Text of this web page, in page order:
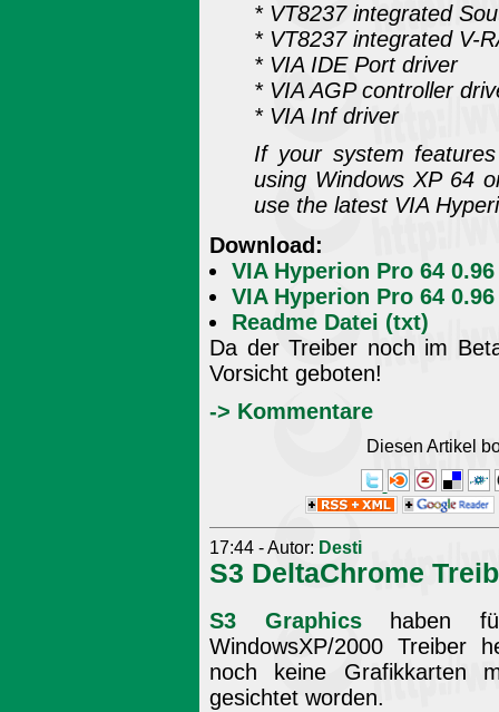
* VT8237 integrated
* VT8237 integrated V-
* VIA IDE Port driver
* VIA AGP controller
* VIA Inf driver
If your system
using Windows XP 64
use the latest VIA
Download:
VIA Hyperion Pro 64
VIA Hyperion Pro 64
Readme Datei (txt)
Da der Treiber noch im
Vorsicht geboten!
-> Kommentare
Diesen Artikel
17:44 - Autor: Desti
S3 DeltaChrome
S3 Graphicshaben für
WindowsXP/2000 Treiber
noch keine Grafikkarten
gesichtet worden.